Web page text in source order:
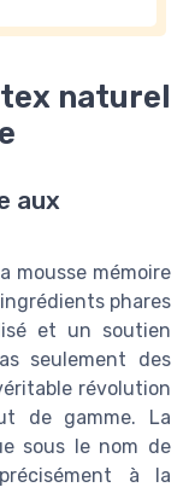
naturel
aux
mousse mémoire
phares
et un soutien
seulement des
révolution
de gamme. La
sous le nom de
à la